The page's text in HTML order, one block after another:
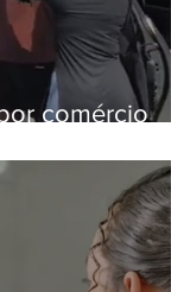
comércio